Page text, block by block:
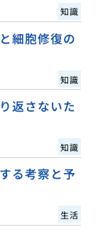
知識
細胞修復の
知識
返さないた
知識
る考察と予
生活